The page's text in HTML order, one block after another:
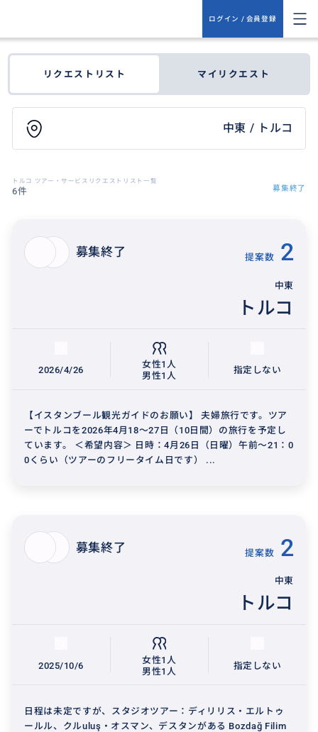
ログイン / 会員登録
リクエストリスト マイリクエスト
中東 / トルコ
トルコ ツアー・サービスリクエストリスト一覧
6件 募集終了
募集終了 提案数 2
中東
トルコ
2026/4/26
女性1人
男性1人
指定しない
【イスタンブール観光ガイドのお願い】 夫婦旅行です。ツア
ーでトルコを2026年4月18～27日（10日間）の旅行を予定し
ています。 ＜希望内容＞ 日時：4月26日（日曜）午前～21：0
0くらい（ツアーのフリータイム日です） ...
募集終了 提案数 2
中東
トルコ
2025/10/6
女性1人
男性1人
指定しない
日程は未定ですが、スタジオツアー：ディリリス・エルトゥ
ールル、クルuluş・オスマン、デスタンがある Bozdağ Filim